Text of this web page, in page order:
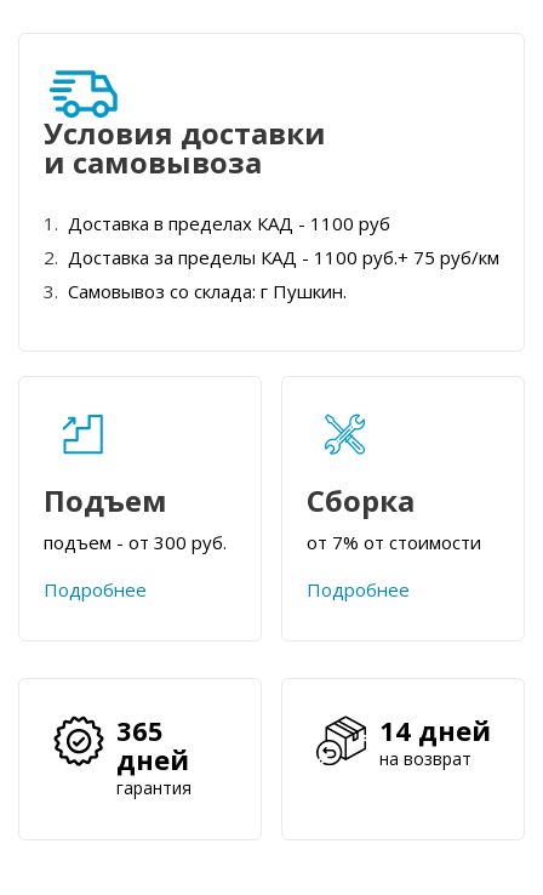
Условия доставки
и самовывоза
Доставка в пределах КАД - 1100 руб
Доставка за пределы КАД - 1100 руб.+ 75 руб/км
Самовывоз со склада: г Пушкин.
Подъем
подъем - от 300 руб.
Подробнее
Сборка
от 7% от стоимости
Подробнее
365
дней
гарантия
14 дней
на возврат